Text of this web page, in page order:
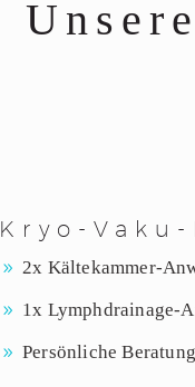
Kryo-Vaku-
2x Kältekammer-
1x Lymphdrainage-
Persönliche Beratung